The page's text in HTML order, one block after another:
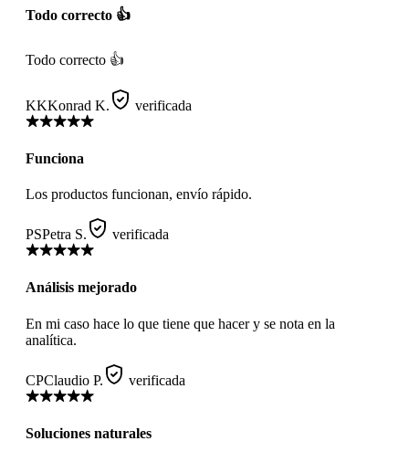
Todo correcto 👍
Todo correcto 👍
KKKonrad K. verificada
Funciona
Los productos funcionan, envío rápido.
PSPetra S. verificada
Análisis mejorado
En mi caso hace lo que tiene que hacer y se nota en la
analítica.
CPClaudio P. verificada
Soluciones naturales